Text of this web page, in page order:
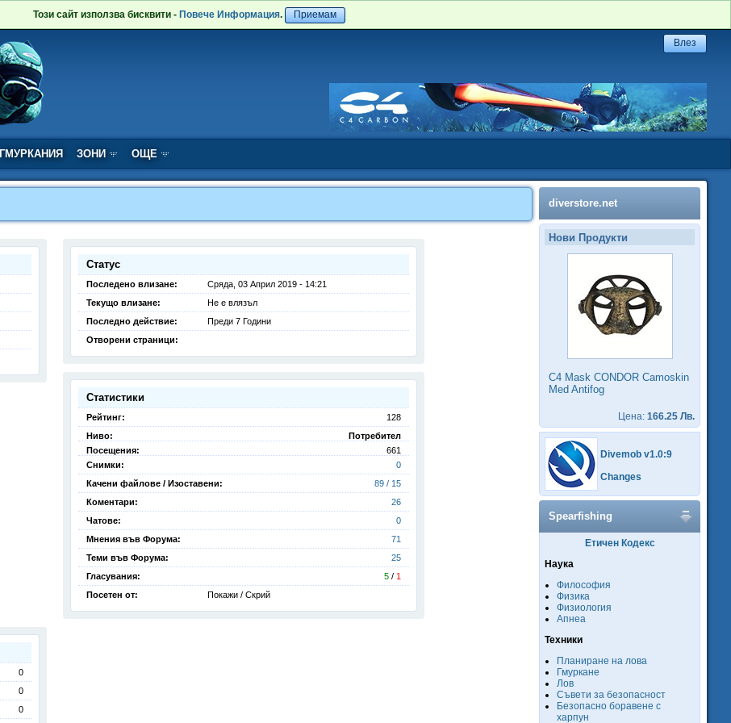
Този сайт използва бисквити - Повече Информация. Приемам
ГМУРКАНИЯ ЗОНИ ОЩЕ
Статус
Последено влизане:
Сряда, 03 Април 2019 - 14:21
Текущо влизане:
Не е влязъл
Последно действие:
Преди 7 Години
Отворени страници:
Статистики
Рейтинг:
128
Ниво:
Потребител
Посещения:
661
Снимки:
0
Качени файлове / Изоставени:
89 / 15
Коментари:
26
Чатове:
0
Мнения във Форума:
71
Теми във Форума:
25
Гласувания:
5 / 1
Посетен от:
Покажи / Скрий
0
0
0
diverstore.net
Нови Продукти
C4 Mask CONDOR Camoskin
Med Antifog
Цена: 166.25 Лв.
Divemob v1.0:9
Changes
Spearfishing
Етичен Кодекс
Наука
Философия
Физика
Физиология
Апнеа
Техники
Планиране на лова
Гмуркане
Лов
Съвети за безопасност
Безопасно боравене с
харпун